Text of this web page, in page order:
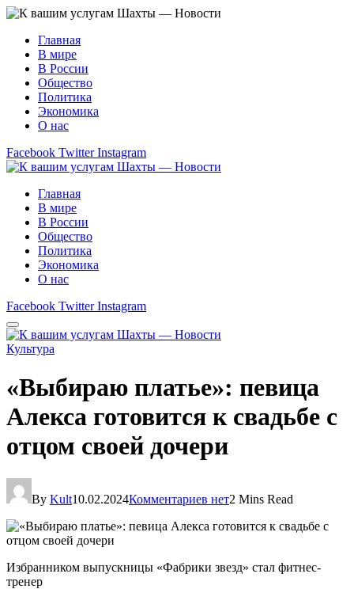
Главная
В мире
В России
Общество
Политика
Экономика
О нас
Facebook Twitter Instagram
Главная
В мире
В России
Общество
Политика
Экономика
О нас
Facebook Twitter Instagram
Культура
«Выбираю платье»: певица
Алекса готовится к свадьбе с
отцом своей дочери
By Kult10.02.2024Комментариев нет2 Mins Read
Избранником выпускницы «Фабрики звезд» стал фитнес-
тренер